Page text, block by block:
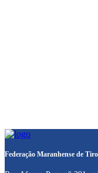
Federação Maranhense de